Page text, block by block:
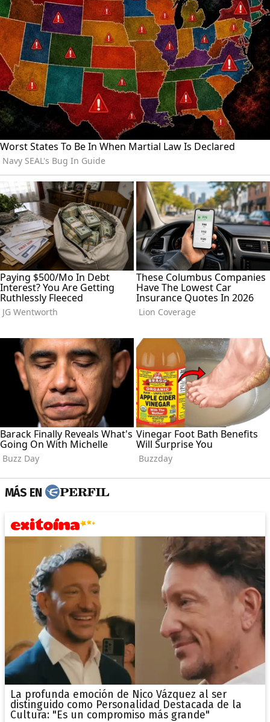
MÁS EN
La profunda emoción de Nico Vázquez al ser
distinguido como Personalidad Destacada de la
Cultura: "Es un compromiso más grande"